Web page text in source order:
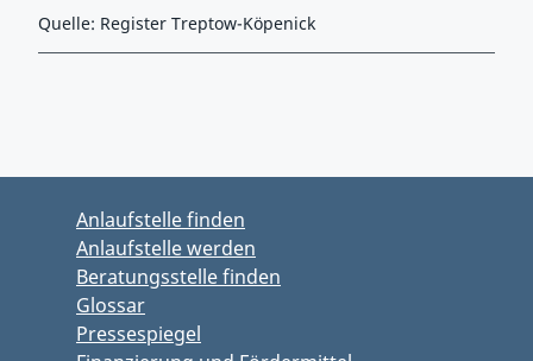
Quelle: Register Treptow-Köpenick
Anlaufstelle finden
Anlaufstelle werden
Beratungsstelle finden
Glossar
Pressespiegel